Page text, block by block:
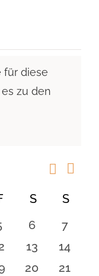
für diese
zu den
Suche
Suche
Monat
FREITAG
SSAMSTAG
S
0
6
0
7
0
13
0
14
0
20
0
21